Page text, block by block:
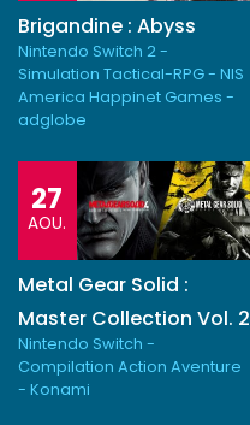
Brigandine : Abyss
Nintendo Switch 2 -
Simulation Tactical-RPG - NIS
America Happinet Games -
adglobe
27
AOU.
Metal Gear Solid :
Master Collection Vol. 2
Nintendo Switch -
Compilation Action Aventure
- Konami